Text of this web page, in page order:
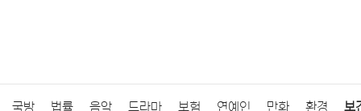
국방 법률 음악 드라마 보험 연예인 만화 환경 보